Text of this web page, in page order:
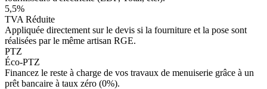
5,5%
TVA Réduite
Appliquée directement sur le devis si la fourniture et la pose sont
réalisées par le même artisan RGE.
PTZ
Éco-PTZ
Financez le reste à charge de vos travaux de menuiserie grâce à un
prêt bancaire à taux zéro (0%).